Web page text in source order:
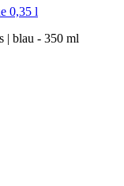
0,35 l
| blau - 350 ml